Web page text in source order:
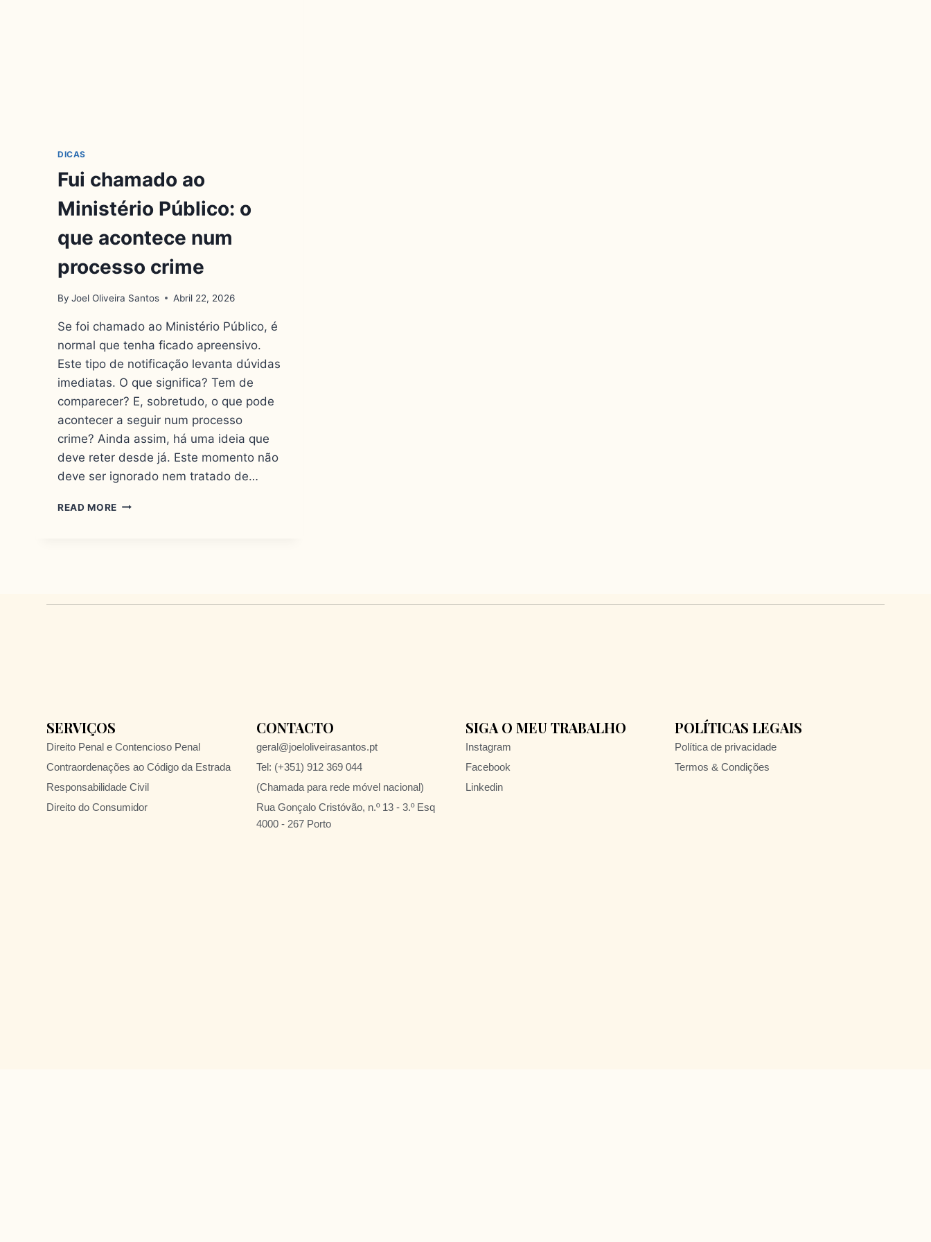
DICAS
Fui chamado ao
Ministério Público: o
que acontece num
processo crime
By Joel Oliveira Santos Abril 22, 2026
Se foi chamado ao Ministério Público, é
normal que tenha ficado apreensivo.
Este tipo de notificação levanta dúvidas
imediatas. O que significa? Tem de
comparecer? E, sobretudo, o que pode
acontecer a seguir num processo
crime? Ainda assim, há uma ideia que
deve reter desde já. Este momento não
deve ser ignorado nem tratado de…
READ MORE
SERVIÇOS
Direito Penal e Contencioso Penal
Contraordenações ao Código da Estrada
Responsabilidade Civil
Direito do Consumidor
CONTACTO
geral@joeloliveirasantos.pt
Tel: (+351) 912 369 044
(Chamada para rede móvel nacional)
Rua Gonçalo Cristóvão, n.º 13 - 3.º Esq
4000 - 267 Porto
SIGA O MEU TRABALHO
Instagram
Facebook
Linkedin
POLÍTICAS LEGAIS
Política de privacidade
Termos & Condições